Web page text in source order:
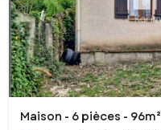
Maison - 6 pièces - 96m²